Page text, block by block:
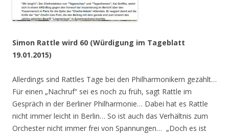
Simon Rattle wird 60 (Würdigung im Tageblatt
19.01.2015)
Allerdings sind Rattles Tage bei den Philharmonikern gezählt…
Für einen „Nachruf“ sei es noch zu früh, sagt Rattle im
Gespräch in der Berliner Philharmonie… Dabei hat es Rattle
nicht immer leicht in Berlin… So ist auch das Verhältnis zum
Orchester nicht immer frei von Spannungen… „Doch es ist